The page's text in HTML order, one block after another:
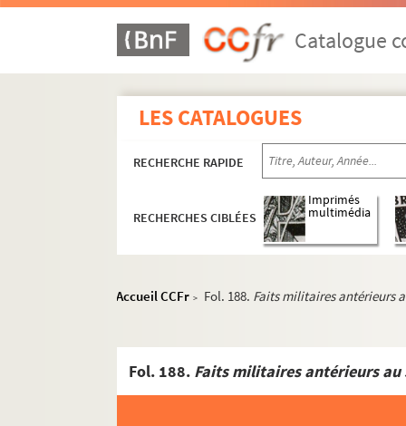
Catalogue
LES CATALOGUES
RECHERCHE RAPIDE
RECHERCHES CIBLÉES
Imprimés
multimédia
Accueil CCFr > Fol. 188. Faits militaires antérieurs
Fol. 188. Faits militaires antérieurs au